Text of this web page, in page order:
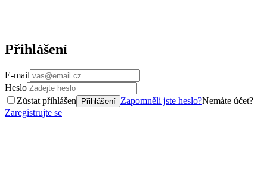
Přihlášení
E-mail
Heslo
Zůstat přihlášen
Přihlášení Zapomněli jste heslo?Nemáte účet?
Zaregistrujte se